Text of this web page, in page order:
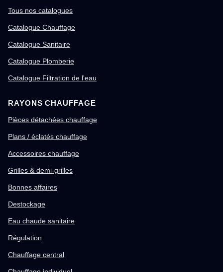
Tous nos catalogues
Catalogue Chauffage
Catalogue Sanitaire
Catalogue Plomberie
Catalogue Filtration de l'eau
RAYONS CHAUFFAGE
Pièces détachées chauffage
Plans / éclatés chauffage
Accessoires chauffage
Grilles & demi-grilles
Bonnes affaires
Destockage
Eau chaude sanitaire
Régulation
Chauffage central